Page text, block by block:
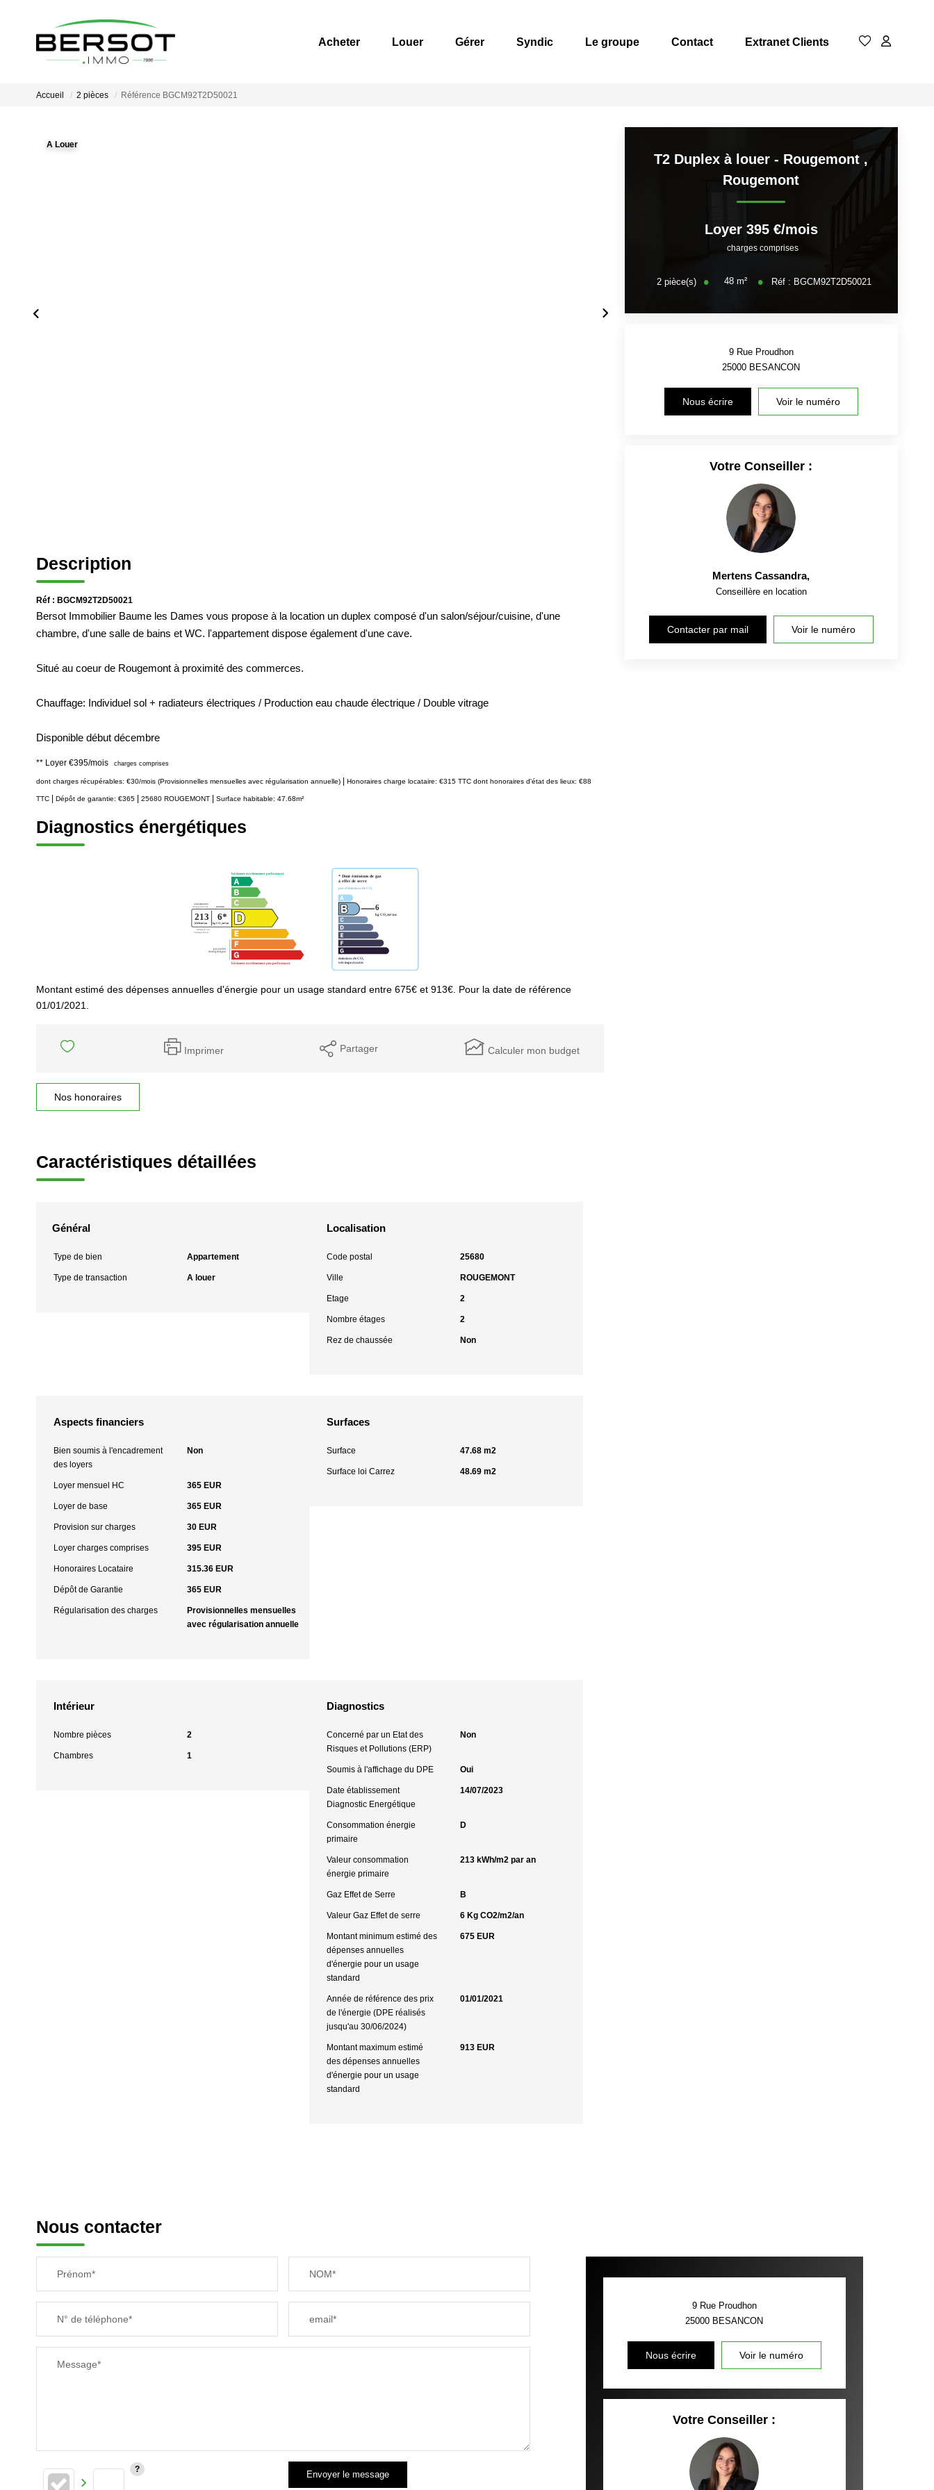
Acheter Louer Gérer Syndic Le groupe Contact Extranet Clients
Accueil 2 pièces Référence BGCM92T2D50021
A Louer
Description
Réf : BGCM92T2D50021
Bersot Immobilier Baume les Dames vous propose à la location un duplex composé d'un salon/séjour/cuisine, d'une
chambre, d'une salle de bains et WC. l'appartement dispose également d'une cave.
Situé au coeur de Rougemont à proximité des commerces.
Chauffage: Individuel sol + radiateurs électriques / Production eau chaude électrique / Double vitrage
Disponible début décembre
** Loyer €395/mois charges comprises
dont charges récupérables: €30/mois (Provisionnelles mensuelles avec régularisation annuelle) Honoraires charge locataire: €315 TTC dont honoraires d'état des lieux: €88
TTC Dépôt de garantie: €365 25680 ROUGEMONT Surface habitable: 47.68m²
Diagnostics énergétiques
Montant estimé des dépenses annuelles d'énergie pour un usage standard entre 675€ et 913€. Pour la date de référence
01/01/2021.
Imprimer Partager Calculer mon budget
Nos honoraires
Caractéristiques détaillées
Général
Type de bien Appartement
Type de transaction A louer
Localisation
Code postal 25680
Ville ROUGEMONT
Etage 2
Nombre étages 2
Rez de chaussée Non
Aspects financiers
Bien soumis à l'encadrement
des loyers
Non
Loyer mensuel HC 365 EUR
Loyer de base 365 EUR
Provision sur charges 30 EUR
Loyer charges comprises 395 EUR
Honoraires Locataire 315.36 EUR
Dépôt de Garantie 365 EUR
Régularisation des charges
Provisionnelles mensuelles
avec régularisation annuelle
Surfaces
Surface 47.68 m2
Surface loi Carrez 48.69 m2
Intérieur
Nombre pièces 2
Chambres 1
Diagnostics
Concerné par un Etat des
Risques et Pollutions (ERP)
Non
Soumis à l'affichage du DPE Oui
Date établissement
Diagnostic Energétique
14/07/2023
Consommation énergie
primaire
D
Valeur consommation
énergie primaire
213 kWh/m2 par an
Gaz Effet de Serre B
Valeur Gaz Effet de serre 6 Kg CO2/m2/an
Montant minimum estimé des
dépenses annuelles
d'énergie pour un usage
standard
675 EUR
Année de référence des prix
de l'énergie (DPE réalisés
jusqu'au 30/06/2024)
01/01/2021
Montant maximum estimé
des dépenses annuelles
d'énergie pour un usage
standard
913 EUR
T2 Duplex à louer - Rougemont ,
Rougemont
Loyer 395 €/mois
charges comprises
2 pièce(s) 48 m² Réf : BGCM92T2D50021
9 Rue Proudhon
25000 BESANCON
Nous écrire Voir le numéro
Votre Conseiller :
Mertens Cassandra,
Conseillère en location
Contacter par mail Voir le numéro
Nous contacter
Prénom* NOM*
N° de téléphone* email*
Message*
Envoyer le message
9 Rue Proudhon
25000 BESANCON
Nous écrire Voir le numéro
Votre Conseiller :